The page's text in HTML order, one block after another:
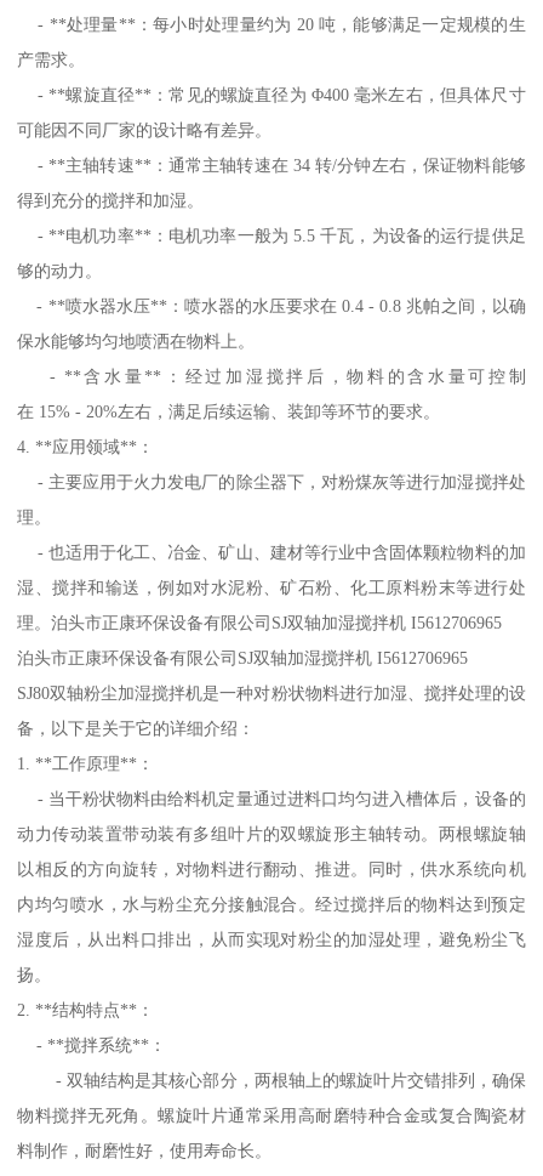
- **处理量**：每小时处理量约为 20 吨，能够满足一定规模的生
产需求。
- **螺旋直径**：常见的螺旋直径为 Φ400 毫米左右，但具体尺寸
可能因不同厂家的设计略有差异。
- **主轴转速**：通常主轴转速在 34 转/分钟左右，保证物料能够
得到充分的搅拌和加湿。
- **电机功率**：电机功率一般为 5.5 千瓦，为设备的运行提供足
够的动力。
- **喷水器水压**：喷水器的水压要求在 0.4 - 0.8 兆帕之间，以确
保水能够均匀地喷洒在物料上。
- **含水量**：经过加湿搅拌后，物料的含水量可控制
在 15% - 20%左右，满足后续运输、装卸等环节的要求。
4. **应用领域**：
- 主要应用于火力发电厂的除尘器下，对粉煤灰等进行加湿搅拌处
理。
- 也适用于化工、冶金、矿山、建材等行业中含固体颗粒物料的加
湿、搅拌和输送，例如对水泥粉、矿石粉、化工原料粉末等进行处
理。泊头市正康环保设备有限公司SJ双轴加湿搅拌机 I5612706965
泊头市正康环保设备有限公司SJ双轴加湿搅拌机 I5612706965
SJ80双轴粉尘加湿搅拌机是一种对粉状物料进行加湿、搅拌处理的设
备，以下是关于它的详细介绍：
1. **工作原理**：
- 当干粉状物料由给料机定量通过进料口均匀进入槽体后，设备的
动力传动装置带动装有多组叶片的双螺旋形主轴转动。两根螺旋轴
以相反的方向旋转，对物料进行翻动、推进。同时，供水系统向机
内均匀喷水，水与粉尘充分接触混合。经过搅拌后的物料达到预定
湿度后，从出料口排出，从而实现对粉尘的加湿处理，避免粉尘飞
扬。
2. **结构特点**：
- **搅拌系统**：
- 双轴结构是其核心部分，两根轴上的螺旋叶片交错排列，确保
物料搅拌无死角。螺旋叶片通常采用高耐磨特种合金或复合陶瓷材
料制作，耐磨性好，使用寿命长。